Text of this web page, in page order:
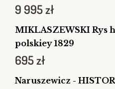
9 995zł
MIKLASZEWSKI Rys
polskiey 1829
695zł
Naruszewicz -